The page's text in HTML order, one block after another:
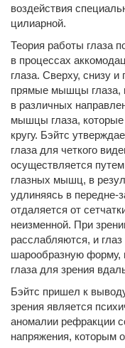
воздействия
цилиарной.
Теория работы глаза
в процессах
глаза. Сверху, снизу и
прямые мышцы глаза,
в различных
мышцы глаза, которые
кругу. Бэйтс
глаза для четкого
осуществляется
глазных мышц, в
удлиняясь в передне-
отдаляется от
неизменной. При
расслабляются, и
шарообразную форму,
глаза для зрения
Бэйтс пришел к
зрения является
аномалии рефракции
напряжения, которым